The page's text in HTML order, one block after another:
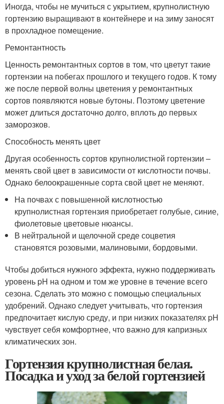
Иногда, чтобы не мучиться с укрытием, крупнолистную
гортензию выращивают в контейнере и на зиму заносят
в прохладное помещение.
Ремонтантность
Ценность ремонтантных сортов в том, что цветут такие
гортензии на побегах прошлого и текущего годов. К тому
же после первой волны цветения у ремонтантных
сортов появляются новые бутоны. Поэтому цветение
может длиться достаточно долго, вплоть до первых
заморозков.
Способность менять цвет
Другая особенность сортов крупнолистной гортензии –
менять свой цвет в зависимости от кислотности почвы.
Однако белоокрашенные сорта свой цвет не меняют.
На почвах с повышенной кислотностью
крупнолистная гортензия приобретает голубые, синие,
фиолетовые цветовые нюансы.
В нейтральной и щелочной среде соцветия
становятся розовыми, малиновыми, бордовыми.
Чтобы добиться нужного эффекта, нужно поддерживать
уровень pH на одном и том же уровне в течение всего
сезона. Сделать это можно с помощью специальных
удобрений. Однако следует учитывать, что гортензия
предпочитает кислую среду, и при низких показателях pH
чувствует себя комфортнее, что важно для капризных
климатических зон.
Гортензия крупнолистная белая.
Посадка и уход за белой гортензией